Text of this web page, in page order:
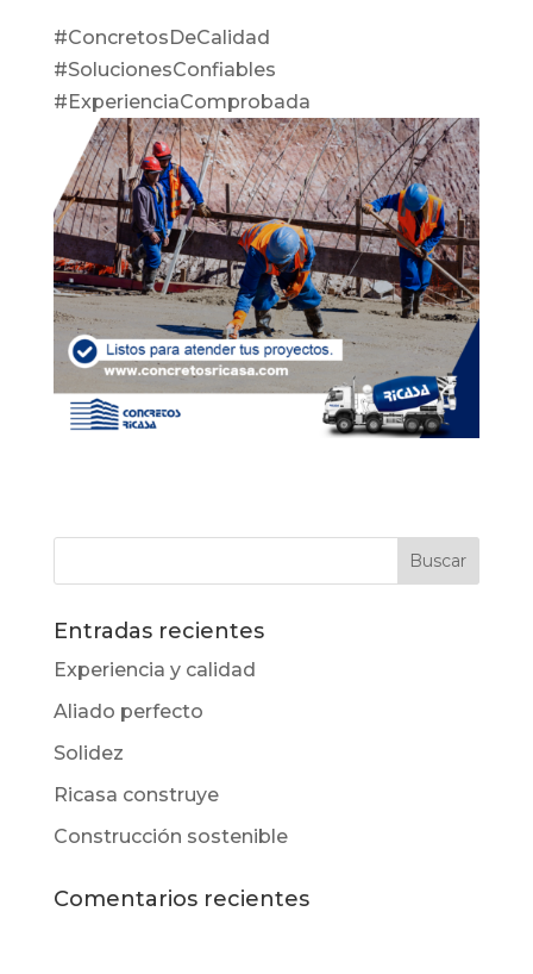
#ConcretosDeCalidad
#SolucionesConfiables
#ExperienciaComprobada
Entradas recientes
Experiencia y calidad
Aliado perfecto
Solidez
Ricasa construye
Construcción sostenible
Comentarios recientes